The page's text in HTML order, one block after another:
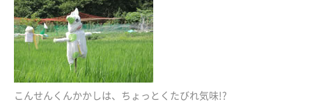
こんせんくんかかしは、ちょっとくたびれ気味!?